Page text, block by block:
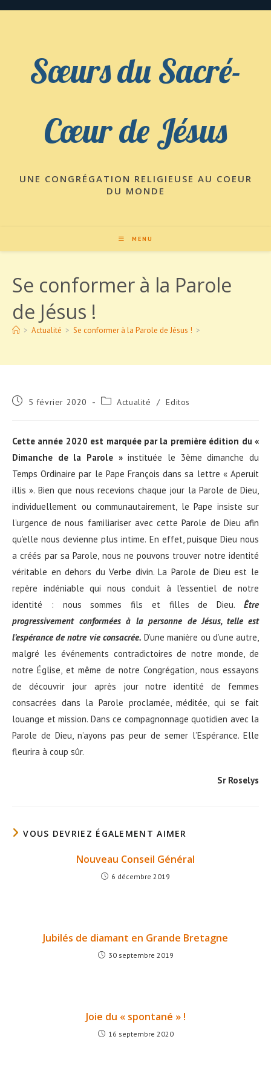
Sœurs du Sacré-
Cœur de Jésus
UNE CONGRÉGATION RELIGIEUSE AU COEUR
DU MONDE
MENU
Se conformer à la Parole
de Jésus !
> Actualité > Se conformer à la Parole de Jésus ! >
Publication
5 février 2020
Post Actualité / Editos
Cette année 2020 est marquée par la première édition du «
Dimanche de la Parole »instituée le 3ème dimanche du
Temps Ordinaire par le Pape François dans sa lettre « Aperuit
illis ». Bien que nous recevions chaque jour la Parole de Dieu,
individuellement ou communautairement, le Pape insiste sur
l’urgence de nous familiariser avec cette Parole de Dieu afin
qu’elle nous devienne plus intime. En effet, puisque Dieu nous
a créés par sa Parole, nous ne pouvons trouver notre identité
véritable en dehors du Verbe divin. La Parole de Dieu est le
repère indéniable qui nous conduit à l’essentiel de notre
identité : nous sommes fils et filles de Dieu. Être
progressivement conformées à la personne de Jésus, telle est
l’espérance de notre vie consacrée. D’une manière ou d’une autre,
malgré les événements contradictoires de notre monde, de
notre Église, et même de notre Congrégation, nous essayons
de découvrir jour après jour notre identité de femmes
consacrées dans la Parole proclamée, méditée, qui se fait
louange et mission. Dans ce compagnonnage quotidien avec la
Parole de Dieu, n’ayons pas peur de semer l’Espérance. Elle
fleurira à coup sûr.
Sr Roselys
VOUS DEVRIEZ ÉGALEMENT AIMER
Nouveau Conseil Général
6 décembre 2019
Jubilés de diamant en Grande Bretagne
30 septembre 2019
Joie du « spontané » !
16 septembre 2020